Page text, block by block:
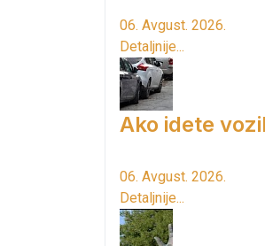
06. Avgust. 2026.
Detaljnije...
Ako idete
06. Avgust. 2026.
Detaljnije...